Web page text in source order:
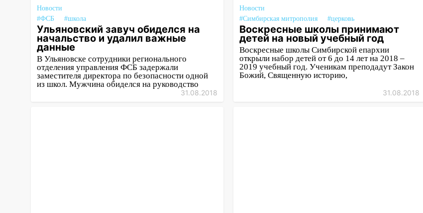
16:35
ещё девять бункеров для
крупногабаритного мусора
16:26 В Ульяновске бесплатно
покажут матч «Волги» под
открытым небом
16:12
В Ульяновском
госуниверситете разработают
Новости
#ФСБ
#школа
Ульяновский завуч обиделся на
начальство и удалил важные
данные
В Ульяновске сотрудники регионального
отделения управления ФСБ задержали
заместителя директора по безопасности одной
из школ. Мужчина обиделся на руководство
31.08.2018
Новости
#Симбирская митрополия
#церковь
Воскресные школы принимают
детей на новый учебный год
Воскресные школы Симбирской епархии
открыли набор детей от 6 до 14 лет на 2018 –
2019 учебный год. Ученикам преподадут Закон
Божий, Священную историю,
31.08.2018